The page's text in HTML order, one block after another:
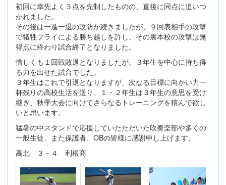
初回に幸先よく３点を先制したものの、直後に同点に追いつ
かれました。
その後は一進一退の攻防が続きましたが、９回表相手の攻撃
で犠牲フライによる勝ち越しを許し、その裏本校の攻撃は無
得点に終わり試合終了となりました。
惜しくも１回戦敗退となりましたが、３年生を中心に持ち得
る力を出せた試合でした。
３年生はこれで引退となりますが、次なる目標に向かい力一
杯残りの高校生活を送り、１・２年生は３年生の意思を受け
継ぎ、秋季大会に向けてさらなるトレーニングを積んで欲し
いと思います。
猛暑の中スタンドで応援していたただいた吹奏楽部や多くの
一般生徒、また保護者、OBの皆様に感謝申し上げます。
高北 ３－４ 利根商